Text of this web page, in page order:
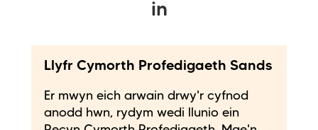
in
Llyfr Cymorth Profedigaeth Sands
Er mwyn eich arwain drwy'r cyfnod
anodd hwn, rydym wedi llunio ein